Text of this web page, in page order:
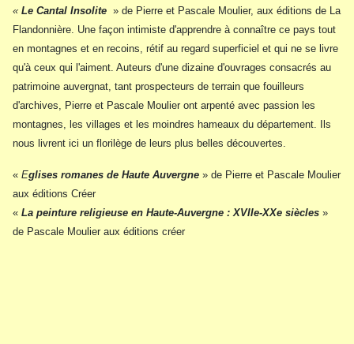
« Le Cantal Insolite » de Pierre et Pascale Moulier, aux éditions de La
Flandonnière. Une façon intimiste d'apprendre à connaître ce pays tout
en montagnes et en recoins, rétif au regard superficiel et qui ne se livre
qu'à ceux qui l'aiment. Auteurs d'une dizaine d'ouvrages consacrés au
patrimoine auvergnat, tant prospecteurs de terrain que fouilleurs
d'archives, Pierre et Pascale Moulier ont arpenté avec passion les
montagnes, les villages et les moindres hameaux du département. Ils
nous livrent ici un florilège de leurs plus belles découvertes.
« Eglises romanes de Haute Auvergne » de Pierre et Pascale Moulier
aux éditions Créer
« La peinture religieuse en Haute-Auvergne : XVIIe-XXe siècles »
de Pascale Moulier aux éditions créer